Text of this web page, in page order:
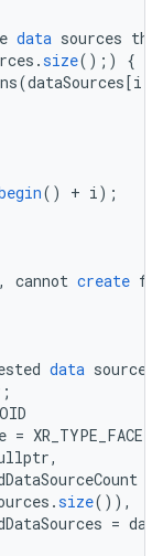
data sources
.size();)
{
(dataSources[i
() + i);
, cannot create
data sources
;
=
,
.size()),
=